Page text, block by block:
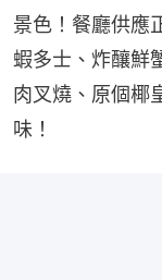
景色！餐廳供應
蝦多士、炸釀鮮
肉叉燒、原個椰
味！